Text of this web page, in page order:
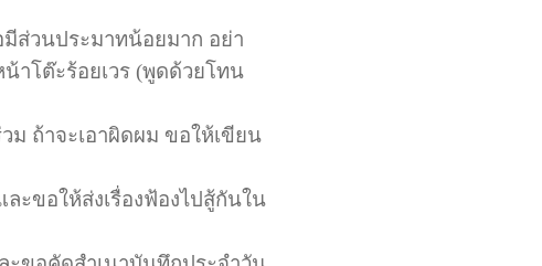
ส่วนประมาทน้อยมาก อย่า
าโต๊ะร้อยเวร (พูดด้วยโทน
ถ้าจะเอาผิดผม ขอให้เขียน
ะขอให้ส่งเรื่องฟ้องไปสู้กันใน